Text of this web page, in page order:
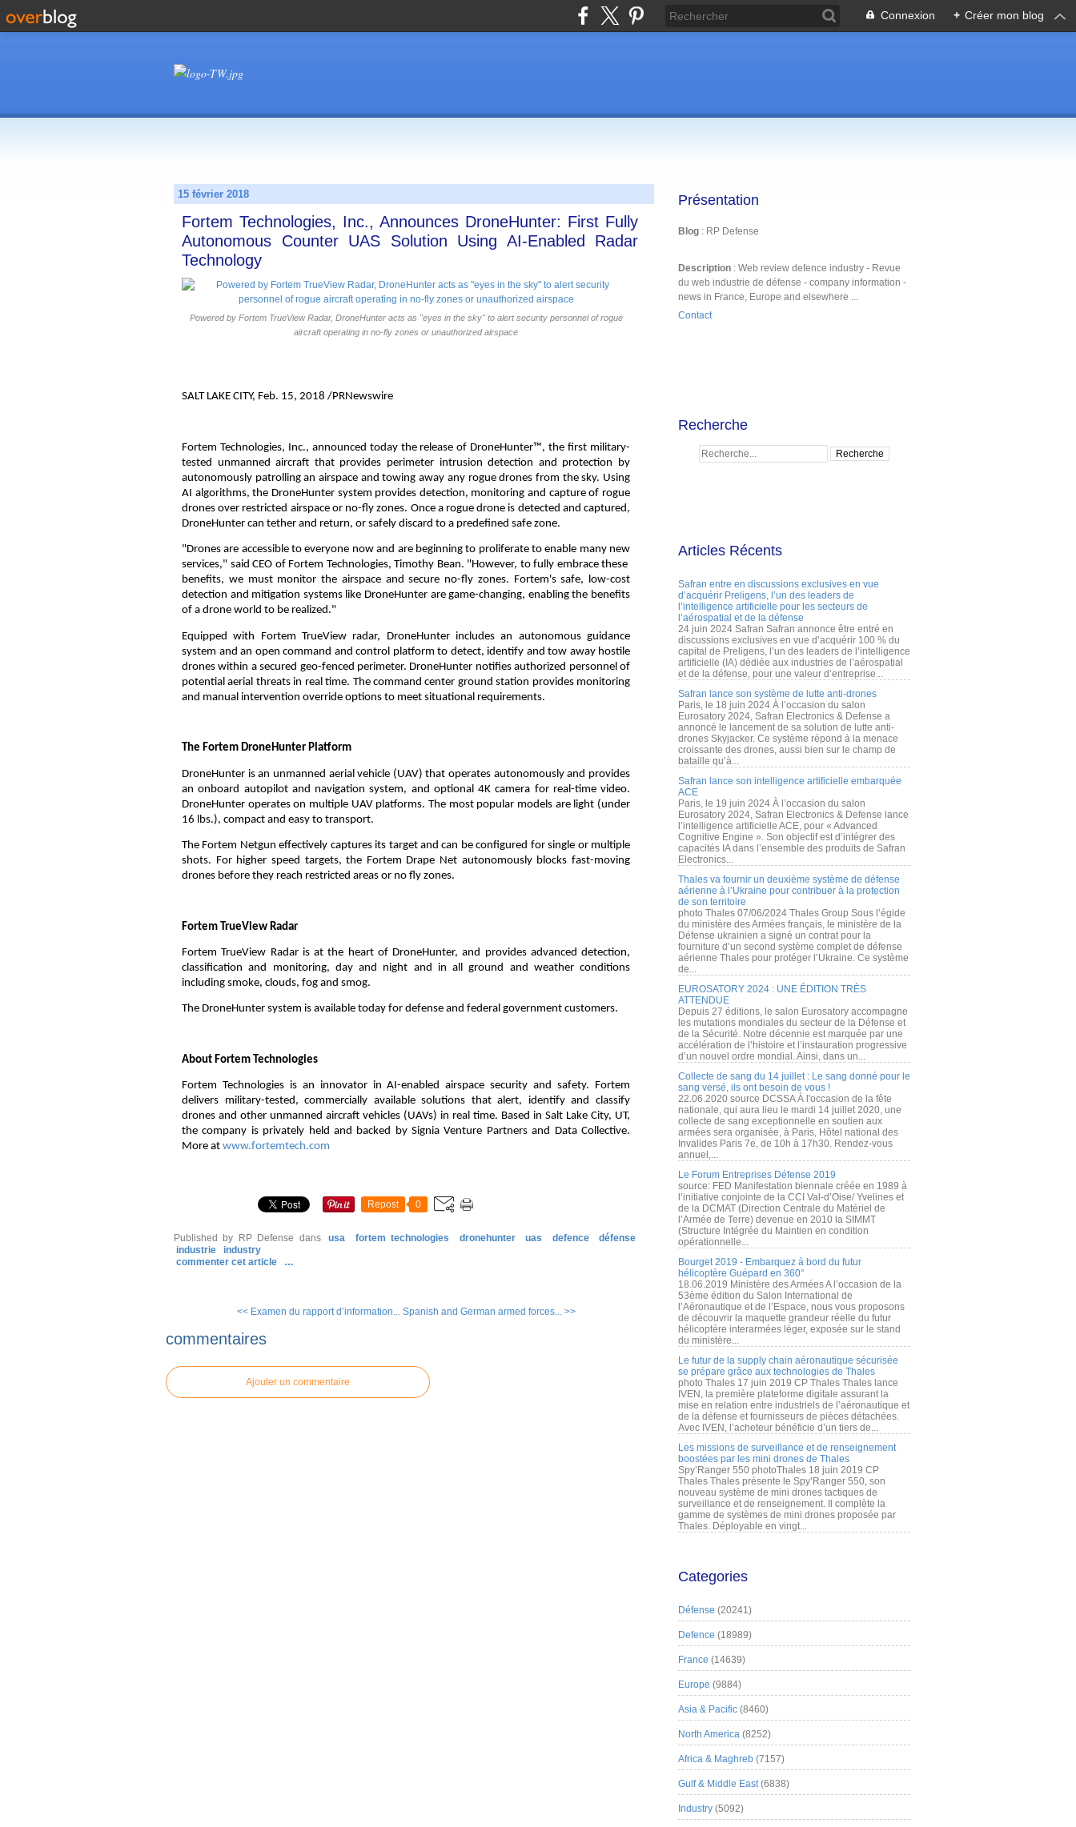
Connexion + Créer mon blog
15 février 2018
Fortem Technologies, Inc., Announces DroneHunter: First Fully
Autonomous Counter UAS Solution Using AI-Enabled Radar
Technology
Powered by Fortem TrueView Radar, DroneHunter acts as "eyes in the sky" to alert security personnel of rogue
aircraft operating in no-fly zones or unauthorized airspace
SALT LAKE CITY, Feb. 15, 2018 /PRNewswire
Fortem Technologies, Inc., announced today the release of DroneHunter™, the first military-
tested unmanned aircraft that provides perimeter intrusion detection and protection by
autonomously patrolling an airspace and towing away any rogue drones from the sky. Using
AI algorithms, the DroneHunter system provides detection, monitoring and capture of rogue
drones over restricted airspace or no-fly zones. Once a rogue drone is detected and captured,
DroneHunter can tether and return, or safely discard to a predefined safe zone.
"Drones are accessible to everyone now and are beginning to proliferate to enable many new
services," said CEO of Fortem Technologies, Timothy Bean. "However, to fully embrace these
benefits, we must monitor the airspace and secure no-fly zones. Fortem's safe, low-cost
detection and mitigation systems like DroneHunter are game-changing, enabling the benefits
of a drone world to be realized."
Equipped with Fortem TrueView radar, DroneHunter includes an autonomous guidance
system and an open command and control platform to detect, identify and tow away hostile
drones within a secured geo-fenced perimeter. DroneHunter notifies authorized personnel of
potential aerial threats in real time. The command center ground station provides monitoring
and manual intervention override options to meet situational requirements.
The Fortem DroneHunter Platform
DroneHunter is an unmanned aerial vehicle (UAV) that operates autonomously and provides
an onboard autopilot and navigation system, and optional 4K camera for real-time video.
DroneHunter operates on multiple UAV platforms. The most popular models are light (under
16 lbs.), compact and easy to transport.
The Fortem Netgun effectively captures its target and can be configured for single or multiple
shots. For higher speed targets, the Fortem Drape Net autonomously blocks fast-moving
drones before they reach restricted areas or no fly zones.
Fortem TrueView Radar
Fortem TrueView Radar is at the heart of DroneHunter, and provides advanced detection,
classification and monitoring, day and night and in all ground and weather conditions
including smoke, clouds, fog and smog.
The DroneHunter system is available today for defense and federal government customers.
About Fortem Technologies
Fortem Technologies is an innovator in AI-enabled airspace security and safety. Fortem
delivers military-tested, commercially available solutions that alert, identify and classify
drones and other unmanned aircraft vehicles (UAVs) in real time. Based in Salt Lake City, UT,
the company is privately held and backed by Signia Venture Partners and Data Collective.
More at www.fortemtech.com
Repost 0
Published by RP Defense dans usa fortem technologies dronehunter uas defence
défense
industrie
industry
commenter cet article
…
<< Examen du rapport d’information... Spanish and German armed forces... >>
commentaires
Ajouter un commentaire
Présentation
Blog : RP Defense
Description : Web review defence industry - Revue
du web industrie de défense - company information -
news in France, Europe and elsewhere ...
Contact
Recherche
Articles Récents
Safran entre en discussions exclusives en vue
d’acquérir Preligens, l’un des leaders de
l’intelligence artificielle pour les secteurs de
l’aérospatial et de la défense
24 juin 2024 Safran Safran annonce être entré en
discussions exclusives en vue d’acquérir 100 % du
capital de Preligens, l’un des leaders de l’intelligence
artificielle (IA) dédiée aux industries de l’aérospatial
et de la défense, pour une valeur d’entreprise...
Safran lance son système de lutte anti-drones
Paris, le 18 juin 2024 À l’occasion du salon
Eurosatory 2024, Safran Electronics & Defense a
annoncé le lancement de sa solution de lutte anti-
drones Skyjacker. Ce système répond à la menace
croissante des drones, aussi bien sur le champ de
bataille qu’à...
Safran lance son intelligence artificielle embarquée
ACE
Paris, le 19 juin 2024 À l’occasion du salon
Eurosatory 2024, Safran Electronics & Defense lance
l’intelligence artificielle ACE, pour « Advanced
Cognitive Engine ». Son objectif est d’intégrer des
capacités IA dans l’ensemble des produits de Safran
Electronics...
Thales va fournir un deuxième système de défense
aérienne à l’Ukraine pour contribuer à la protection
de son territoire
photo Thales 07/06/2024 Thales Group Sous l’égide
du ministère des Armées français, le ministère de la
Défense ukrainien a signé un contrat pour la
fourniture d’un second système complet de défense
aérienne Thales pour protéger l’Ukraine. Ce système
de...
EUROSATORY 2024 : UNE ÉDITION TRÈS
ATTENDUE
Depuis 27 éditions, le salon Eurosatory accompagne
les mutations mondiales du secteur de la Défense et
de la Sécurité. Notre décennie est marquée par une
accélération de l’histoire et l’instauration progressive
d’un nouvel ordre mondial. Ainsi, dans un...
Collecte de sang du 14 juillet : Le sang donné pour le
sang versé, ils ont besoin de vous !
22.06.2020 source DCSSA À l'occasion de la fête
nationale, qui aura lieu le mardi 14 juillet 2020, une
collecte de sang exceptionnelle en soutien aux
armées sera organisée, à Paris, Hôtel national des
Invalides Paris 7e, de 10h à 17h30. Rendez-vous
annuel,...
Le Forum Entreprises Défense 2019
source: FED Manifestation biennale créée en 1989 à
l’initiative conjointe de la CCI Val-d’Oise/ Yvelines et
de la DCMAT (Direction Centrale du Matériel de
l’Armée de Terre) devenue en 2010 la SIMMT
(Structure Intégrée du Maintien en condition
opérationnelle...
Bourget 2019 - Embarquez à bord du futur
hélicoptère Guépard en 360°
18.06.2019 Ministère des Armées A l’occasion de la
53ème édition du Salon International de
l’Aéronautique et de l’Espace, nous vous proposons
de découvrir la maquette grandeur réelle du futur
hélicoptère interarmées léger, exposée sur le stand
du ministère...
Le futur de la supply chain aéronautique sécurisée
se prépare grâce aux technologies de Thales
photo Thales 17 juin 2019 CP Thales Thales lance
IVEN, la première plateforme digitale assurant la
mise en relation entre industriels de l’aéronautique et
de la défense et fournisseurs de pièces détachées.
Avec IVEN, l’acheteur bénéficie d’un tiers de...
Les missions de surveillance et de renseignement
boostées par les mini drones de Thales
Spy’Ranger 550 photoThales 18 juin 2019 CP
Thales Thales présente le Spy’Ranger 550, son
nouveau système de mini drones tactiques de
surveillance et de renseignement. Il complète la
gamme de systèmes de mini drones proposée par
Thales. Déployable en vingt...
Categories
Défense (20241)
Defence (18989)
France (14639)
Europe (9884)
Asia & Pacific (8460)
North America (8252)
Africa & Maghreb (7157)
Gulf & Middle East(6838)
Industry (5092)